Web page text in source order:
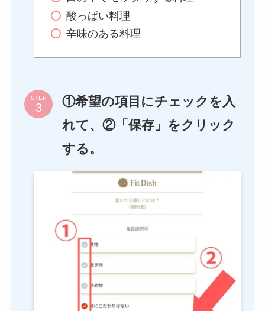
酸っぱい料理
辛味のある料理
STEP
①希望の項目にチェックを入
れて、②「保存」をクリック
する。